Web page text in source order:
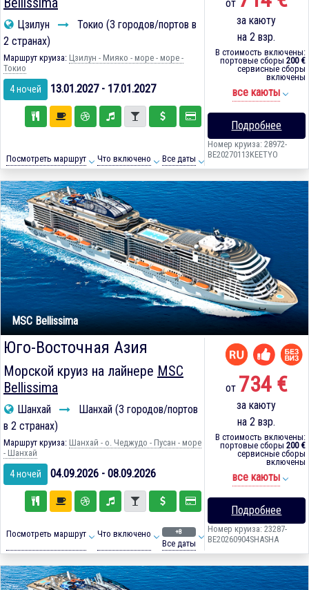
Цзилун
Токио (3 городов/портов в
2 странах)
Маршрут круиза: Цзилун - Мияко - море - море -
Токио
4 ночей 13.01.2027 - 17.01.2027
Посмотреть маршрут Что включено Все даты
от
за каюту
на 2 взр.
В стоимость включены:
портовые сборы 200 €
сервисные сборы
включены
все каюты
Подробнее
Номер круиза: 28972-
BE20270113KEETYO
MSC Bellissima
Юго-Восточная Азия
Морской круиз на лайнере MSC
Bellissima
Шанхай
Шанхай (3 городов/портов
в 2 странах)
Маршрут круиза: Шанхай - о. Чеджудо - Пусан - море
- Шанхай
4 ночей 04.09.2026 - 08.09.2026
Посмотреть маршрут Что включено +8
Все даты
от 734 €
за каюту
на 2 взр.
В стоимость включены:
портовые сборы 200 €
сервисные сборы
включены
все каюты
Подробнее
Номер круиза: 23287-
BE20260904SHASHA